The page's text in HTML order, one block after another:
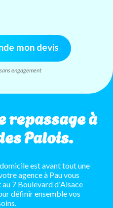
mon devis
engagement
repassage à
Palois.
est avant tout une
agence à Pau vous
7 Boulevard d'Alsace
définir ensemble vos